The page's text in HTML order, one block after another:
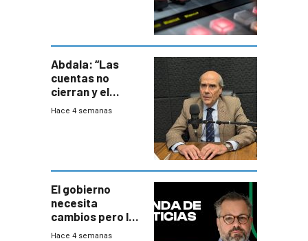
Abdala: “Las
cuentas no
cierran y el
balance del
Hace 4 semanas
El gobierno
necesita
cambios pero los
ministros tienen
Hace 4 semanas